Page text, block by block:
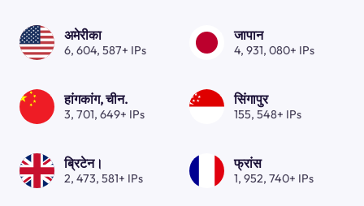
अमेरीका
6, 604, 587+ IPs
जापान
4, 931, 080+ IPs
हांगकांग, चीन.
3, 701, 649+ IPs
सिंगापुर
155, 548+ IPs
ब्रिटेन।
2, 473, 581+ IPs
फ्रांस
1, 952, 740+ IPs